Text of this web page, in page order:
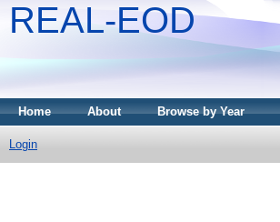
REAL-EOD
Home About Browse by Year
Login